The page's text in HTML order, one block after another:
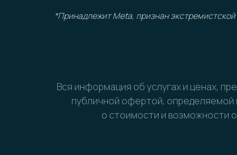
*Принадлежит Meta, признан
Вся информация об услугах и ценах,
публичной офертой, определяемой
о стоимости и возможности